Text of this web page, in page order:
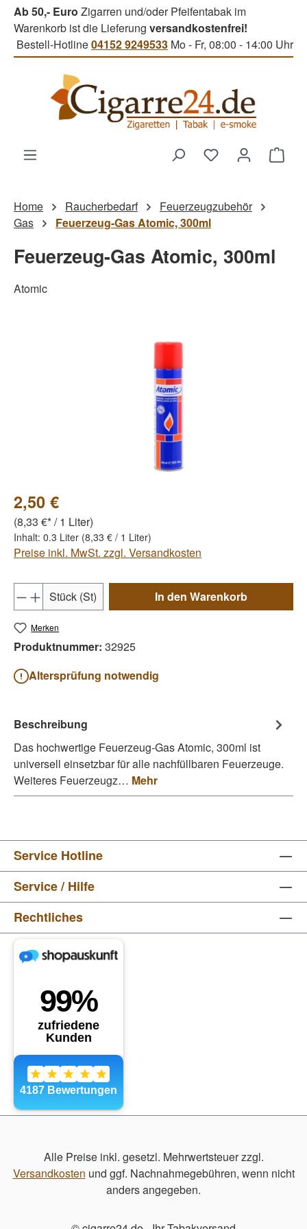
Zum Hauptinhalt springen
Ab 50,- Euro Zigarren und/oder Pfeifentabak im
Warenkorb ist die Lieferung versandkostenfrei!
Bestell-Hotline04152 9249533 Mo - Fr, 08:00 - 14:00 Uhr
Du hast 0
Home Raucherbedarf
Feuerzeugzubehör
Gas
Feuerzeug-Gas Atomic, 300ml
Feuerzeug-Gas Atomic, 300ml
Atomic
2,50 €
(8,33 €* / 1 Liter)
Inhalt: 0.3 Liter (8,33 € / 1 Liter)
Preise inkl. MwSt. zzgl. Versandkosten
Produkt Anzahl: Gib den gewünschten
Stück (St) In den Warenkorb
Merken
Produktnummer: 32925
Altersprüfung notwendig
Beschreibung
Das hochwertige Feuerzeug-Gas Atomic, 300ml ist
universell einsetzbar für alle nachfüllbaren Feuerzeuge.
Weiteres Feuerzeugz… Mehr
Service Hotline
Service / Hilfe
Rechtliches
Alle Preise inkl. gesetzl. Mehrwertsteuer zzgl.
Versandkosten und ggf. Nachnahmegebühren, wenn nicht
anders angegeben.